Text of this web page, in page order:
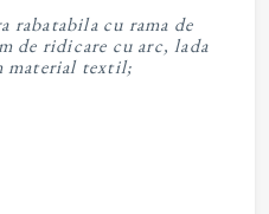
rabatabila cu rama de
de ridicare cu arc, lada
material textil;